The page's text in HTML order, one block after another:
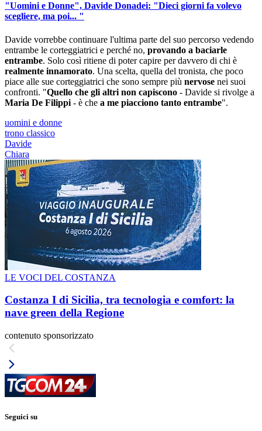
"Uomini e Donne", Davide Donadei: "Dieci giorni fa volevo
scegliere, ma poi... "
Davide vorrebbe continuare l'ultima parte del suo percorso vedendo
entrambe le corteggiatrici e perché no, provando a baciarle
entrambe. Solo così ritiene di poter capire per davvero di chi è
realmente innamorato. Una scelta, quella del tronista, che poco
piace alle sue corteggiatrici che sono sempre più nervose nei suoi
confronti. "Quello che gli altri non capiscono - Davide si rivolge a
Maria De Filippi - è che a me piacciono tanto entrambe".
uomini e donne
trono classico
Davide
Chiara
LE VOCI DEL COSTANZA
Costanza I di Sicilia, tra tecnologia e comfort: la
nave green della Regione
contenuto sponsorizzato
Seguici su